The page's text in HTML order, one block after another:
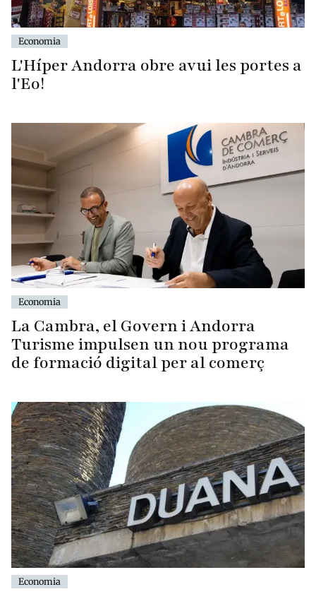
Economia
L'Híper Andorra obre avui les portes a
l'Eo!
Economia
La Cambra, el Govern i Andorra
Turisme impulsen un nou programa
de formació digital per al comerç
Economia